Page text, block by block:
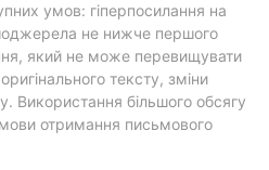
умов: гіперпосилання на
не нижче першого
який не може перевищувати
тексту, зміни
Використання більшого обсягу
отримання письмового